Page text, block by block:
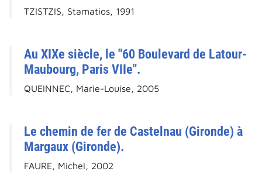
TZISTZIS, Stamatios, 1991
Au XIXe siècle, le "60 Boulevard de Latour-
Maubourg, Paris VIIe".
QUEINNEC, Marie-Louise, 2005
Le chemin de fer de Castelnau (Gironde) à
Margaux (Gironde).
FAURE, Michel, 2002